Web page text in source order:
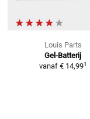
Louis Parts
Gel-Batterij
vanaf € 14,991